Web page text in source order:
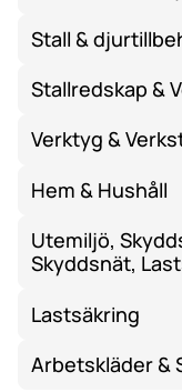
Stall &
Stallredskap &
Verktyg &
Hem & Hushåll
Utemiljö,
Skyddsnät,
Lastsäkring
Arbetskläder &